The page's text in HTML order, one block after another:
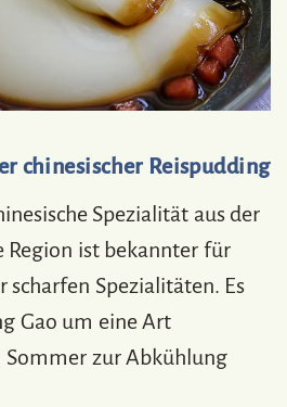
chinesischer Reispudding
Spezialität aus der
Region ist bekannter für
scharfen Spezialitäten. Es
Gao um eine Art
Sommer zur Abkühlung